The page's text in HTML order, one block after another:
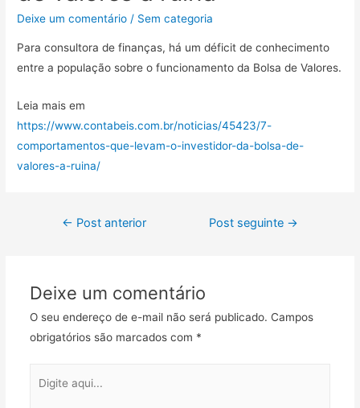
Deixe um comentário / Sem categoria
Para consultora de finanças, há um déficit de conhecimento
entre a população sobre o funcionamento da Bolsa de Valores.
Leia mais em
https://www.contabeis.com.br/noticias/45423/7-
comportamentos-que-levam-o-investidor-da-bolsa-de-
valores-a-ruina/
← Post anterior Post seguinte →
Deixe um comentário
O seu endereço de e-mail não será publicado. Campos
obrigatórios são marcados com *